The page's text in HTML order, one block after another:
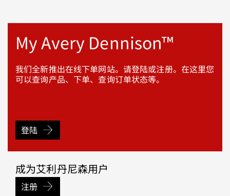
My Avery Dennison™
我们全新推出在线下单网站。请登陆或注册。在这里您
可以查询产品、下单、查询订单状态等。
登陆
成为艾利丹尼森用户
注册